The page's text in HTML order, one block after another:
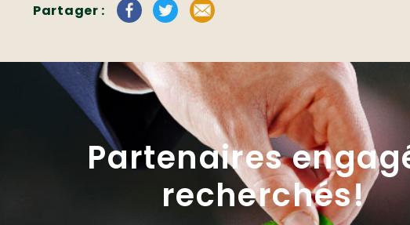
Partager :
Partenaires
recherchés!